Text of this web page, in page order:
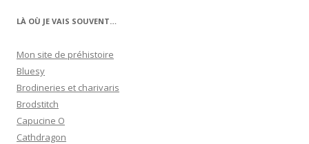
LÀ OÙ JE VAIS SOUVENT…
Mon site de préhistoire
Bluesy
Brodineries et charivaris
Brodstitch
Capucine O
Cathdragon